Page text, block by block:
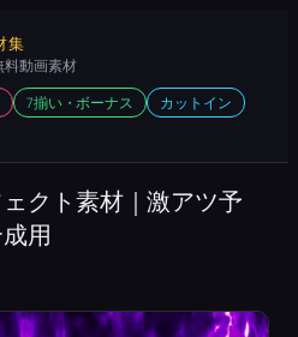
集
料動画素材
7揃い・ボーナス
カットイン
クト素材｜激アツ予
用